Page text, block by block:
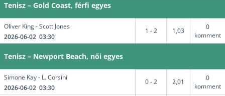
Tenisz – Gold Coast, férfi egyes
Oliver King - Scott Jones
2026-06-02 03:30
1 - 2 1,03
0
komment
Tenisz – Newport Beach, női egyes
Simone Kay - L. Corsini
2026-06-02 03:30
0 - 2 2,01
0
komment